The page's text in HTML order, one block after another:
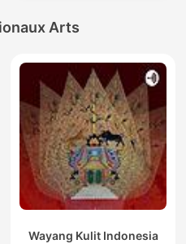
Arts
Wayang Kulit Indonesia